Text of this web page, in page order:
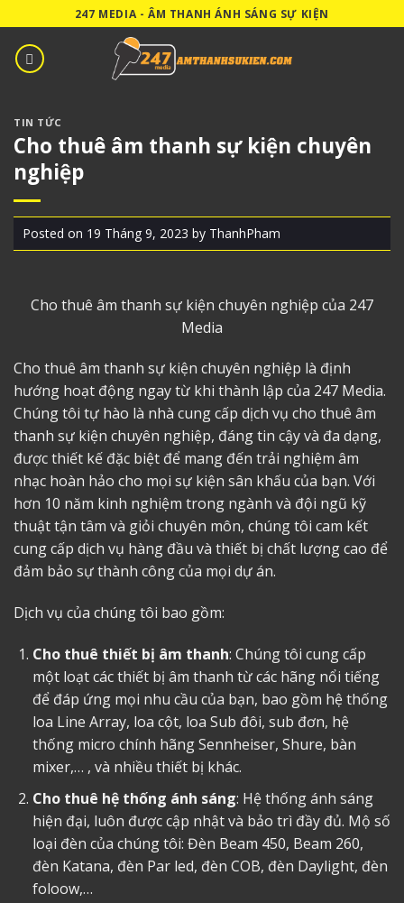
to
content
247 MEDIA - ÂM THANH ÁNH SÁNG SỰ KIỆN
TIN TỨC
Cho thuê âm thanh sự kiện chuyên
nghiệp
Posted on 19 Tháng 9, 2023 by ThanhPham
Cho thuê âm thanh sự kiện chuyên nghiệp của 247
Media
Cho thuê âm thanh sự kiện chuyên nghiệp là định
hướng hoạt động ngay từ khi thành lập của 247 Media.
Chúng tôi tự hào là nhà cung cấp dịch vụ cho thuê âm
thanh sự kiện chuyên nghiệp, đáng tin cậy và đa dạng,
được thiết kế đặc biệt để mang đến trải nghiệm âm
nhạc hoàn hảo cho mọi sự kiện sân khấu của bạn. Với
hơn 10 năm kinh nghiệm trong ngành và đội ngũ kỹ
thuật tận tâm và giỏi chuyên môn, chúng tôi cam kết
cung cấp dịch vụ hàng đầu và thiết bị chất lượng cao để
đảm bảo sự thành công của mọi dự án.
Dịch vụ của chúng tôi bao gồm:
Cho thuê thiết bị âm thanh: Chúng tôi cung cấp
một loạt các thiết bị âm thanh từ các hãng nổi tiếng
để đáp ứng mọi nhu cầu của bạn, bao gồm hệ thống
loa Line Array, loa cột, loa Sub đôi, sub đơn, hệ
thống micro chính hãng Sennheiser, Shure, bàn
mixer,… , và nhiều thiết bị khác.
Cho thuê hệ thống ánh sáng: Hệ thống ánh sáng
hiện đại, luôn được cập nhật và bảo trì đầy đủ. Mộ số
loại đèn của chúng tôi: Đèn Beam 450, Beam 260,
đèn Katana, đèn Par led, đèn COB, đèn Daylight, đèn
foloow,…